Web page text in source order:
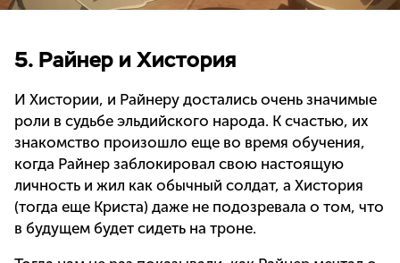
5. Райнер и Хистория
И Хистории, и Райнеру достались очень значимые
роли в судьбе эльдийского народа. К счастью, их
знакомство произошло еще во время обучения,
когда Райнер заблокировал свою настоящую
личность и жил как обычный солдат, а Хистория
(тогда еще Криста) даже не подозревала о том, что
в будущем будет сидеть на троне.